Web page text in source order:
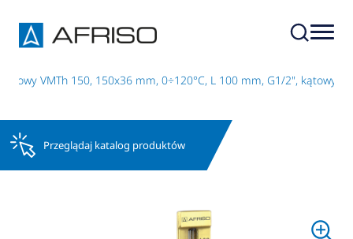
VMTh 150, 150x36 mm, 0÷120°C, L 100 mm, G1/2", kątowy
Przeglądaj katalog produktów